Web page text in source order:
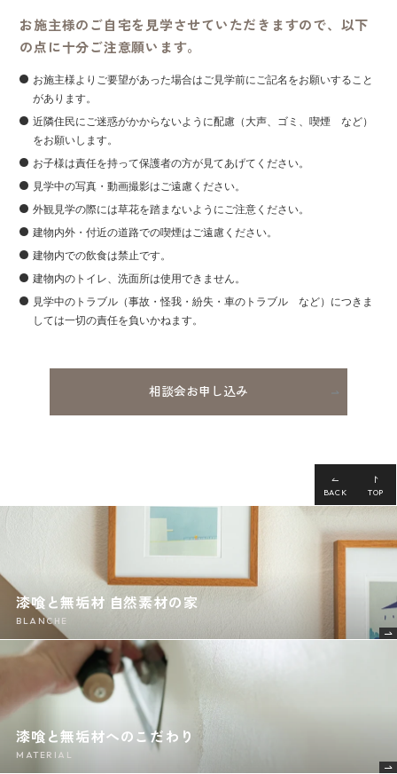
お施主様のご自宅を見学させていただきますので、以下
の点に十分ご注意願います。
お施主様よりご要望があった場合はご見学前にご記名をお願いすること
があります。
近隣住民にご迷惑がかからないように配慮（大声、ゴミ、喫煙 など）
をお願いします。
お子様は責任を持って保護者の方が見てあげてください。
見学中の写真・動画撮影はご遠慮ください。
外観見学の際には草花を踏まないようにご注意ください。
建物内外・付近の道路での喫煙はご遠慮ください。
建物内での飲食は禁止です。
建物内のトイレ、洗面所は使用できません。
見学中のトラブル（事故・怪我・紛失・車のトラブル など）につきま
しては一切の責任を負いかねます。
相談会お申し込み
BACK TOP
漆喰と無垢材 自然素材の家
BLANCHE
漆喰と無垢材へのこだわり
MATERIAL